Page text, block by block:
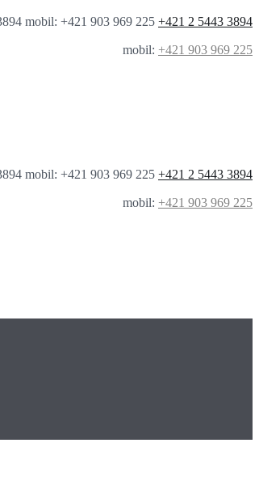
mobil: +421 903 969 225 +421 2 5443 3894
mobil: +421 903 969 225
mobil: +421 903 969 225 +421 2 5443 3894
mobil: +421 903 969 225